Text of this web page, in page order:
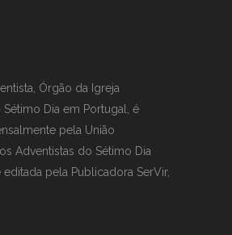
Órgão da Igreja
Dia em Portugal, é
pela União
Adventistas do Sétimo Dia
pela Publicadora SerVir,